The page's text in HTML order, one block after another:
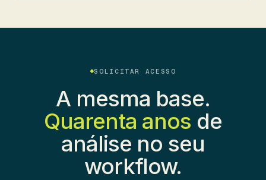
SOLICITAR ACESSO
A mesma base.
Quarenta anos de
análise no seu
workflow.